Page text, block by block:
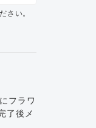
さい。
フラワ
了後メ